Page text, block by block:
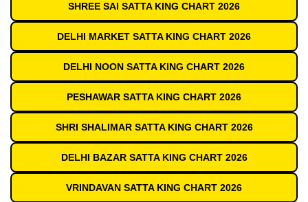
SHREE SAI SATTA KING CHART 2026
DELHI MARKET SATTA KING CHART 2026
DELHI NOON SATTA KING CHART 2026
PESHAWAR SATTA KING CHART 2026
SHRI SHALIMAR SATTA KING CHART 2026
DELHI BAZAR SATTA KING CHART 2026
VRINDAVAN SATTA KING CHART 2026